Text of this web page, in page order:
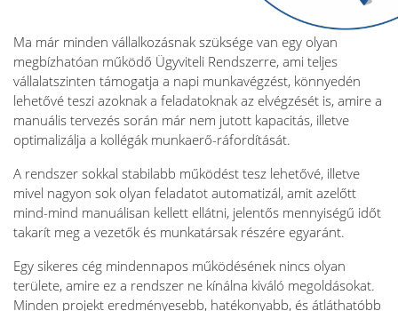
Ma már minden vállalkozásnak szüksége van egy olyan
megbízhatóan működő Ügyviteli Rendszerre, ami teljes
vállalatszinten támogatja a napi munkavégzést, könnyedén
lehetővé teszi azoknak a feladatoknak az elvégzését is, amire a
manuális tervezés során már nem jutott kapacitás, illetve
optimalizálja a kollégák munkaerő-ráfordítását.
A rendszer sokkal stabilabb működést tesz lehetővé, illetve
mivel nagyon sok olyan feladatot automatizál, amit azelőtt
mind-mind manuálisan kellett ellátni, jelentős mennyiségű időt
takarít meg a vezetők és munkatársak részére egyaránt.
Egy sikeres cég mindennapos működésének nincs olyan
területe, amire ez a rendszer ne kínálna kiváló megoldásokat.
Minden projekt eredményesebb, hatékonyabb, és átláthatóbb